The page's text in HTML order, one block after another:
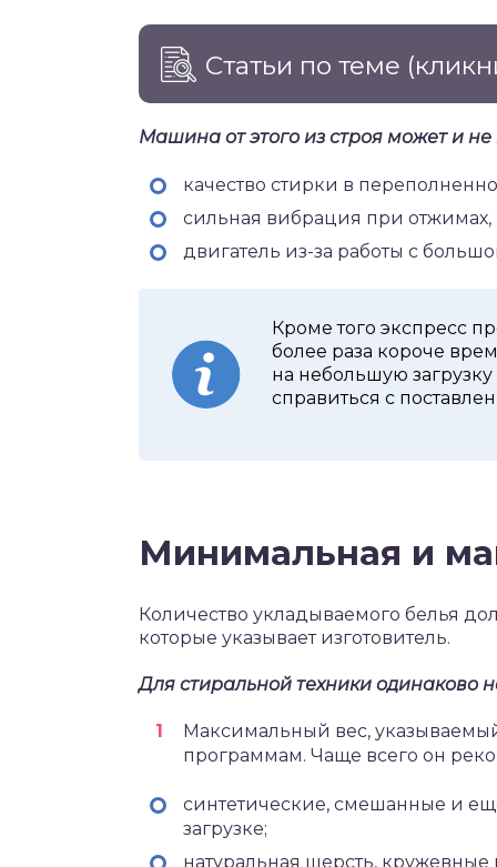
Статьи по теме
Машина от этого из строя может и не
качество стирки в
сильная вибрация при отжимах,
двигатель из-за работы с
Кроме того экспресс
более раза короче
на небольшую загрузку
справиться с
Минимальная и
Количество укладываемого белья
которые указывает изготовитель.
Для стиральной техники одинаково
Максимальный вес,
программам. Чаще всего он
синтетические, смешанные и
загрузке;
натуральная шерсть,